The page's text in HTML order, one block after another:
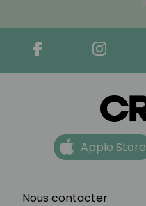
Nous contacter
Apple Store